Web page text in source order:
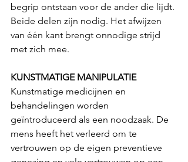
begrip ontstaan voor de ander die lijdt.
Beide delen zijn nodig. Het afwijzen
van één kant brengt onnodige strijd
met zich mee.
KUNSTMATIGE MANIPULATIE
Kunstmatige medicijnen en
behandelingen worden
geïntroduceerd als een noodzaak. De
mens heeft het verleerd om te
vertrouwen op de eigen preventieve